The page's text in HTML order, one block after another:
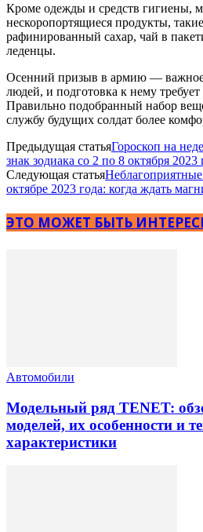
Кроме одежды и средств гигиены,
нескоропортящиеся продукты,
рафинированный сахар, чай в
леденцы.
Осенний призыв в армию —
людей, и подготовка к нему
Правильно подобранный набор
службу будущих солдат более
Предыдущая статьяГороскоп на
знак зодиака со 2 по 8 октября 2023
Следующая статья
октябре 2023 года: когда ждать
ЭТО МОЖЕТ БЫТЬ
Автомобили
Модельный ряд TENET:
моделей, их особенности и
характеристики